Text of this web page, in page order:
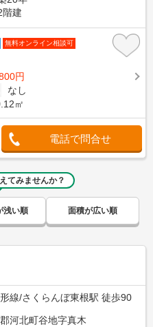
階建
無料オンライン相談可
円
なし
㎡
電話で問合せ
てみませんか？
浅い順 面積が広い順
線/さくらんぼ東根駅 徒歩90
河北町谷地字真木